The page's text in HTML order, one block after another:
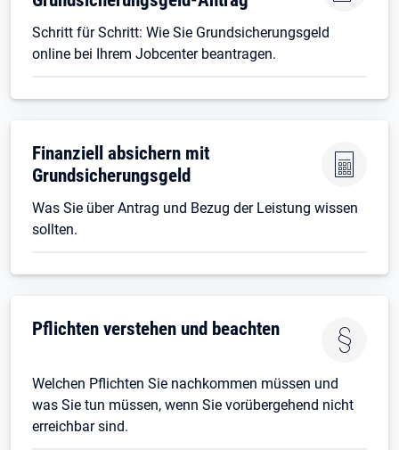
Schritt für Schritt: Wie Sie Grundsicherungsgeld
online bei Ihrem Jobcenter beantragen.
Finanziell absichern mit
Grundsicherungsgeld
Was Sie über Antrag und Bezug der Leistung wissen
sollten.
Pflichten verstehen und beachten
Welchen Pflichten Sie nachkommen müssen und
was Sie tun müssen, wenn Sie vorübergehend nicht
erreichbar sind.